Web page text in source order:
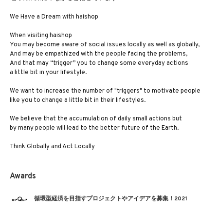
We Have a Dream with haishop
When visiting haishop
You may become aware of social issues locally as well as globally,
And may be empathized with the people facing the problems,
And that may “trigger” you to change some everyday actions
a little bit in your lifestyle.
We want to increase the number of "triggers" to motivate people
like you to change a little bit in their lifestyles.
We believe that the accumulation of daily small actions but
by many people will lead to the better future of the Earth.
Think Globally and Act Locally
Awards
循環型経済を目指すプロジェクトやアイデアを募集！2021